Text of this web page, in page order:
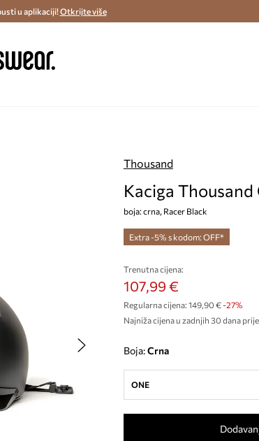
u roku 48 sati >
u aplikaciji!Otkrijte više
Thousand
Kaciga
boja: crna, Racer Black
Extra -5% s kodom: OFF*
Trenutna cijena:
107,99 €
Regularna cijena: 149,90 €-27%
Najniža cijena u zadnjih 30 dana
Boja: crna
ONE